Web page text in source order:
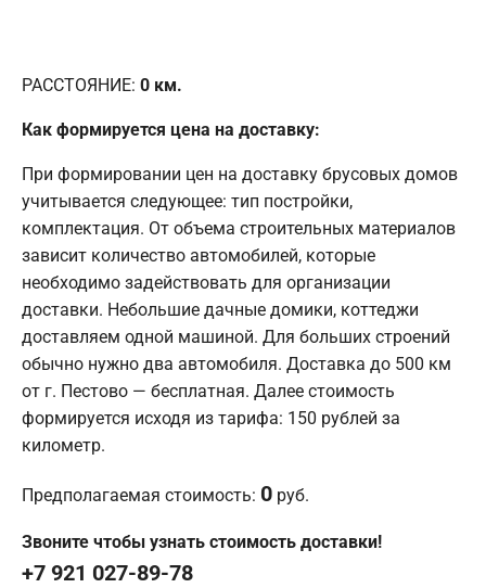
РАССТОЯНИЕ: 0 км.
Как формируется цена на доставку:
При формировании цен на доставку брусовых домов
учитывается следующее: тип постройки,
комплектация. От объема строительных материалов
зависит количество автомобилей, которые
необходимо задействовать для организации
доставки. Небольшие дачные домики, коттеджи
доставляем одной машиной. Для больших строений
обычно нужно два автомобиля. Доставка до 500 км
от г. Пестово — бесплатная. Далее стоимость
формируется исходя из тарифа: 150 рублей за
километр.
Предполагаемая стоимость: 0 руб.
Звоните чтобы узнать стоимость доставки!
+7 921 027-89-78